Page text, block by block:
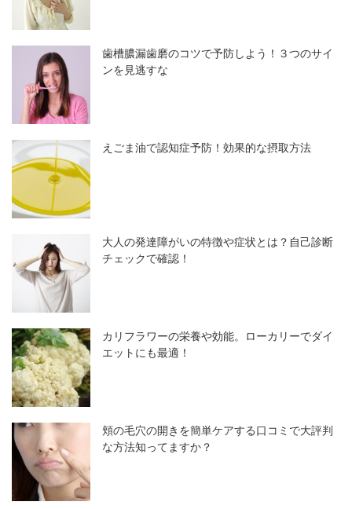
歯槽膿漏歯磨のコツで予防しよう！３つのサイ
ンを見逃すな
えごま油で認知症予防！効果的な摂取方法
大人の発達障がいの特徴や症状とは？自己診断
チェックで確認！
カリフラワーの栄養や効能。ローカリーでダイ
エットにも最適！
頬の毛穴の開きを簡単ケアする口コミで大評判
な方法知ってますか？